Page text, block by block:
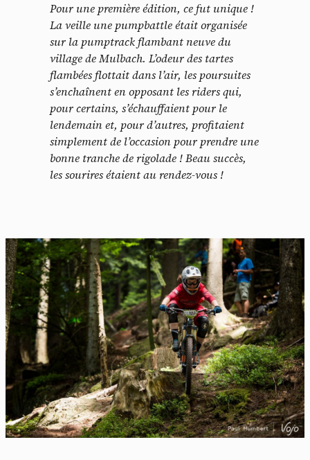
Pour une première édition, ce fut unique !
La veille une pumpbattle était organisée
sur la pumptrack flambant neuve du
village de Mulbach. L’odeur des tartes
flambées flottait dans l’air, les poursuites
s’enchaînent en opposant les riders qui,
pour certains, s’échauffaient pour le
lendemain et, pour d’autres, profitaient
simplement de l’occasion pour prendre une
bonne tranche de rigolade ! Beau succès,
les sourires étaient au rendez-vous !